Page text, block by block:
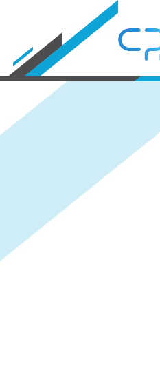
Cookies management panel